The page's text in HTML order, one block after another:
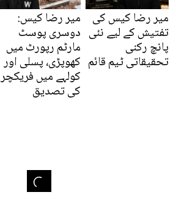
میر رضا کیس کی
تفتیش کے لیے نئی
پانچ رکنی
تحقیقاتی ٹیم قائم
میر رضا کیس:
دوسری پوسٹ
مارٹم رپورٹ میں
کھوپڑی، پسلی اور
کولہے میں فریکچر
کی تصدیق